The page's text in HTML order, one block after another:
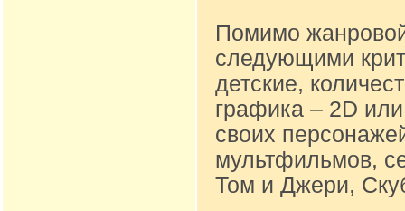
Помимо
следующими
детские,
графика – 2D
своих
мультфильмов,
Том и Джери,